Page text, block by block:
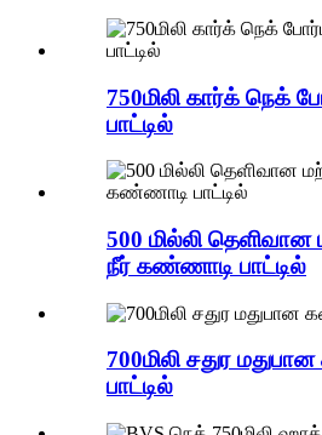
750மிலி கார்க் நெக்
பாட்டில்
500 மில்லி
நீர் கண்ணாடி பாட்டில்
700மிலி சதுர
பாட்டில்